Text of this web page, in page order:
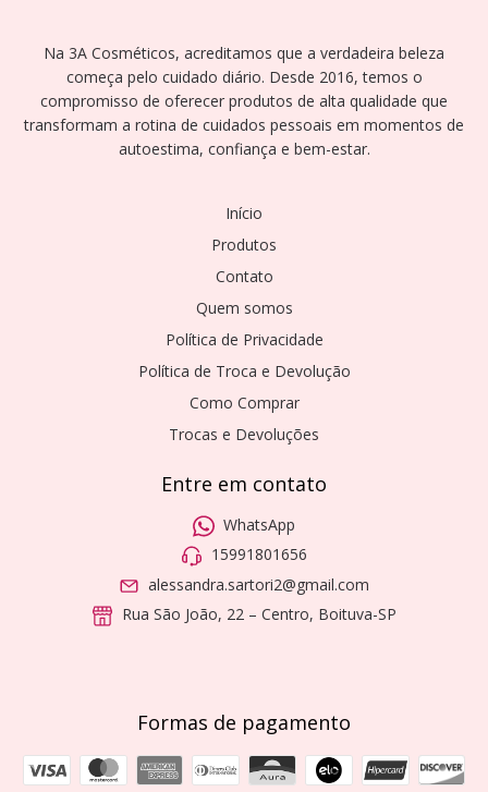
Na 3A Cosméticos, acreditamos que a verdadeira beleza
começa pelo cuidado diário. Desde 2016, temos o
compromisso de oferecer produtos de alta qualidade que
transformam a rotina de cuidados pessoais em momentos de
autoestima, confiança e bem-estar.
Início
Produtos
Contato
Quem somos
Política de Privacidade
Política de Troca e Devolução
Como Comprar
Trocas e Devoluções
Entre em contato
WhatsApp
15991801656
alessandra.sartori2@gmail.com
Rua São João, 22 – Centro, Boituva-SP
Formas de pagamento